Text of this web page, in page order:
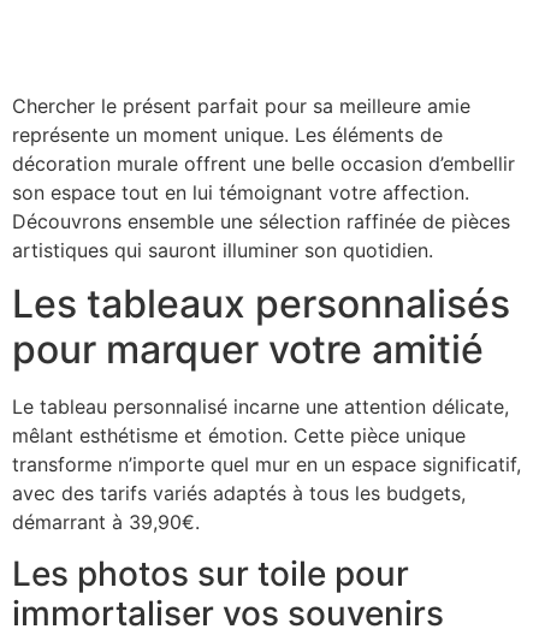
Chercher le présent parfait pour sa meilleure amie
représente un moment unique. Les éléments de
décoration murale offrent une belle occasion d’embellir
son espace tout en lui témoignant votre affection.
Découvrons ensemble une sélection raffinée de pièces
artistiques qui sauront illuminer son quotidien.
Les tableaux personnalisés
pour marquer votre amitié
Le tableau personnalisé incarne une attention délicate,
mêlant esthétisme et émotion. Cette pièce unique
transforme n’importe quel mur en un espace significatif,
avec des tarifs variés adaptés à tous les budgets,
démarrant à 39,90€.
Les photos sur toile pour
immortaliser vos souvenirs